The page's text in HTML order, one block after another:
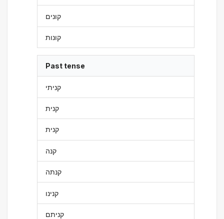
קונים
קונות
Past tense
קניתי
קנית
קנית
קנה
קנתה
קנינו
קניתם